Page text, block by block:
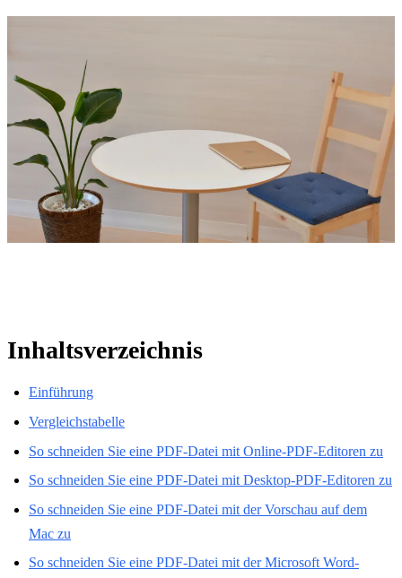
Inhaltsverzeichnis
Einführung
Vergleichstabelle
So schneiden Sie eine PDF-Datei mit Online-PDF-Editoren zu
So schneiden Sie eine PDF-Datei mit Desktop-PDF-Editoren zu
So schneiden Sie eine PDF-Datei mit der Vorschau auf dem
Mac zu
So schneiden Sie eine PDF-Datei mit der Microsoft Word-